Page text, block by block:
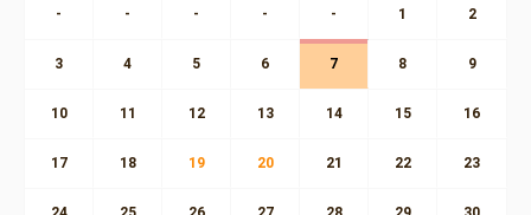
- - - - - 1 2
3 4 5 6 7 8 9
10 11 12 13 14 15 16
17 18 19 20 21 22 23